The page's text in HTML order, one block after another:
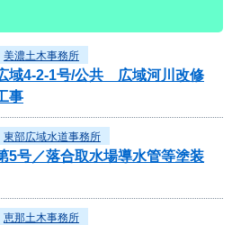
美濃土木事務所
域4-2-1号/公共 広域河川改修
事
東部広域水道事務所
5号／落合取水場導水管等塗装
恵那土木事務所